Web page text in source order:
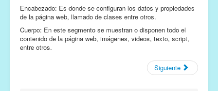
Encabezado: Es donde se configuran los datos y propiedades
de la página web, llamado de clases entre otros.
Cuerpo: En este segmento se muestran o disponen todo el
contenido de la página web, imágenes, videos, texto, script,
entre otros.
Siguiente